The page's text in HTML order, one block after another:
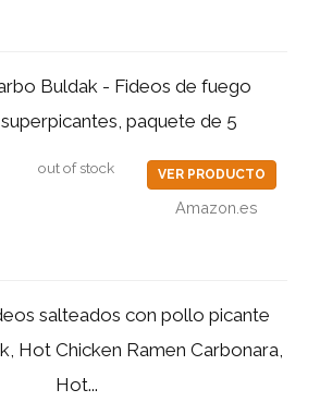
Buldak - Fideos de fuego
paquete de 5
out of stock VER PRODUCTO
Amazon.es
salteados con pollo picante
Hot Chicken Ramen Carbonara,
Hot...